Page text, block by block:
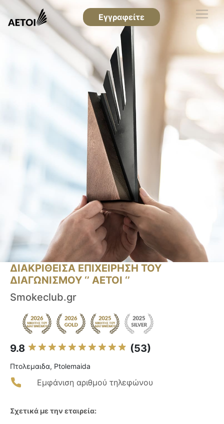
Εγγραφείτε
ΔΙΑΚΡΙΘΕΙΣΑ ΕΠΙΧΕΙΡΗΣΗ ΤΟΥ
ΔΙΑΓΩΝΙΣΜΟΥ ‘’ ΑΕΤΟΙ ‘’
Smokeclub.gr
9.8 (53)
Πτολεμαιδα, Ptolemaida
Εμφάνιση αριθμού τηλεφώνου
Σχετικά με την εταιρεία: